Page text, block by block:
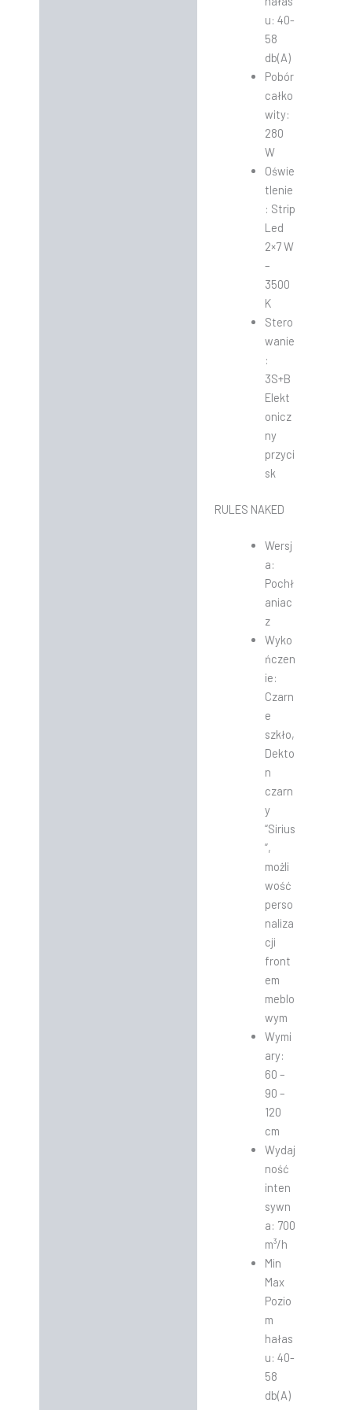
u: 40-
58
db(A)
Pobór
całko
wity:
280
W
Oświe
tlenie
: Strip
Led
2×7 W
–
3500
K
Stero
wanie
:
3S+B
Elekt
onicz
ny
przyci
sk
RULES NAKED
Wersj
a:
Pochł
aniac
z
Wyko
ńczen
ie:
Czarn
e
szkło,
Dekto
n
czarn
y
“Sirius
”,
możli
wość
perso
naliza
cji
front
em
meblo
wym
Wymi
ary:
60 –
90 –
120
cm
Wydaj
ność
inten
sywn
a: 700
m³/h
Min
Max
Pozio
m
hałas
u: 40-
58
db(A)